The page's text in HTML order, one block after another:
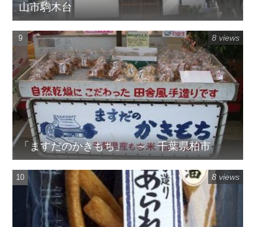
山市駒木台
「ますだのかきもち」 ～ 千葉県柏市
8 views
8 views